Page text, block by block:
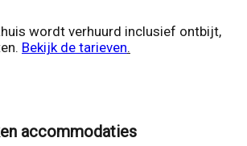
wordt verhuurd inclusief ontbijt,
Bekijk de tarieven.
accommodaties